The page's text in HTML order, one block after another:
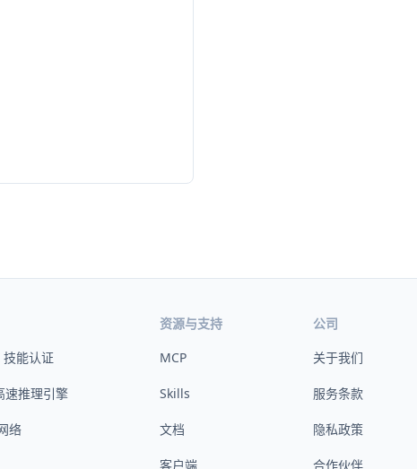
能认证
速推理引擎
络
资源与支持
MCP
Skills
文档
客户端
公司
关于我们
服务条款
隐私政策
合作伙伴